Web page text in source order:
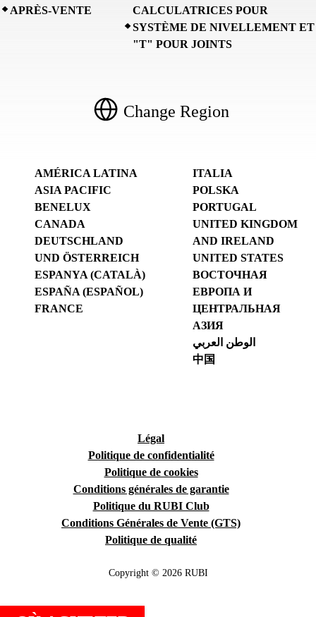
APRÈS-VENTE
CALCULATRICES POUR
SYSTÈME DE NIVELLEMENT ET
"T" POUR JOINTS
Change Region
AMÉRICA LATINA
ASIA PACIFIC
BENELUX
CANADA
DEUTSCHLAND
UND ÖSTERREICH
ESPANYA (CATALÀ)
ESPAÑA (ESPAÑOL)
FRANCE
ITALIA
POLSKA
PORTUGAL
UNITED KINGDOM
AND IRELAND
UNITED STATES
ВОСТОЧНАЯ
ЕВРОПА И
ЦЕНТРАЛЬНАЯ
АЗИЯ
الوطن العربي
中国
Légal
Politique de confidentialité
Politique de cookies
Conditions générales de garantie
Politique du RUBI Club
Conditions Générales de Vente (GTS)
Politique de qualité
Copyright © 2026 RUBI